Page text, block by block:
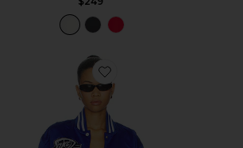
Favorite CHAQUETA